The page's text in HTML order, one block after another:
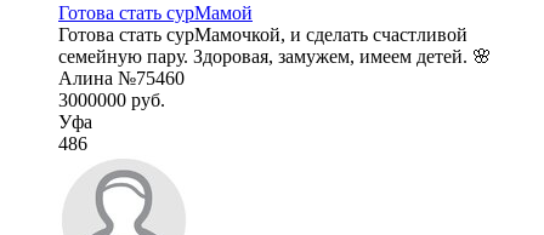
Готова стать сурМамой
Готова стать сурМамочкой, и сделать счастливой
семейную пару. Здоровая, замужем, имеем детей. 🌸
Алина №75460
3000000 руб.
Уфа
486